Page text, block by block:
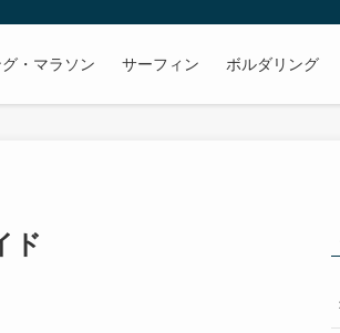
・マラソン サーフィン ボルダリング
ド